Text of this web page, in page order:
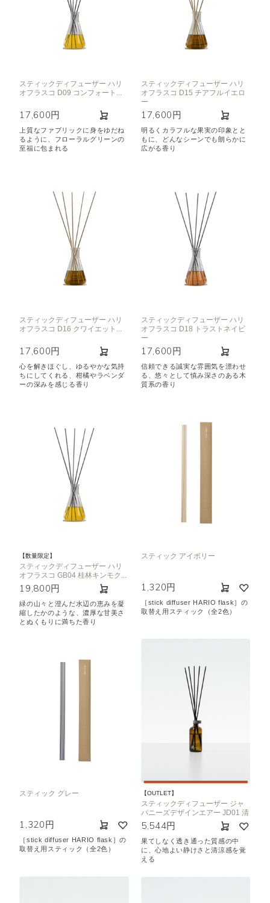
スティックディフューザー ハリ
オフラスコ D09 コンフォート...
17,600円
上質なファブリックに身をゆだね
るように、フローラルグリーンの
至福に包まれる
スティックディフューザー ハリ
オフラスコ D15 チアフルイエロ
ー
17,600円
明るくカラフルな果実の印象とと
もに、どんなシーンでも朗らかに
広がる香り
スティックディフューザー ハリ
オフラスコ D16 クワイエット...
17,600円
心を解きほぐし、ゆるやかな気持
ちにしてくれる、柑橘やラベンダ
ーの深みを感じる香り
スティックディフューザー ハリ
オフラスコ D18 トラストネイビ
ー
17,600円
信頼できる誠実な雰囲気を漂わせ
る、悠々として慎み深さのある木
質系の香り
【数量限定】
スティックディフューザー ハリ
オフラスコ GB04 桂林キンモク...
19,800円
緑の山々と澄んだ水辺の恵みを凝
縮したかのような、濃厚な甘美さ
とぬくもりに満ちた香り
スティック アイボリー
1,320円
［stick diffuser HARIO flask］の
取替え用スティック（全2色）
スティック グレー
1,320円
［stick diffuser HARIO flask］の
取替え用スティック（全2色）
【OUTLET】
スティックディフューザー ジャ
パニーズデザインエアー JD01 清
5,544円
果てしなく透き通った質感の中
に、心地よい静けさと清涼感を覚
える